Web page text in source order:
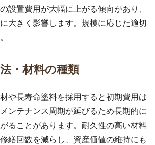
設置費用が大幅に上がる傾向があり、
大きく影響します。規模に応じた適切
・材料の種類
や長寿命塗料を採用すると初期費用は
ンテナンス周期が延びるため長期的に
ることがあります。耐久性の高い材料
繕回数を減らし、資産価値の維持にも